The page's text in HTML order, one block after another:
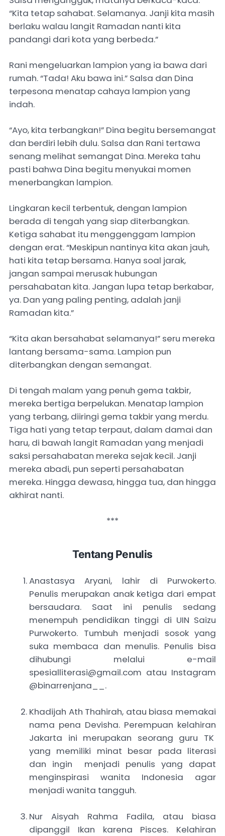
“Kita tetap sahabat. Selamanya. Janji kita masih
berlaku walau langit Ramadan nanti kita
pandangi dari kota yang berbeda.”
Rani mengeluarkan lampion yang ia bawa dari
rumah. “Tada! Aku bawa ini.” Salsa dan Dina
terpesona menatap cahaya lampion yang
indah.
“Ayo, kita terbangkan!” Dina begitu bersemangat
dan berdiri lebih dulu. Salsa dan Rani tertawa
senang melihat semangat Dina. Mereka tahu
pasti bahwa Dina begitu menyukai momen
menerbangkan lampion.
Lingkaran kecil terbentuk, dengan lampion
berada di tengah yang siap diterbangkan.
Ketiga sahabat itu menggenggam lampion
dengan erat. “Meskipun nantinya kita akan jauh,
hati kita tetap bersama. Hanya soal jarak,
jangan sampai merusak hubungan
persahabatan kita. Jangan lupa tetap berkabar,
ya. Dan yang paling penting, adalah janji
Ramadan kita.”
“Kita akan bersahabat selamanya!” seru mereka
lantang bersama-sama. Lampion pun
diterbangkan dengan semangat.
Di tengah malam yang penuh gema takbir,
mereka bertiga berpelukan. Menatap lampion
yang terbang, diiringi gema takbir yang merdu.
Tiga hati yang tetap terpaut, dalam damai dan
haru, di bawah langit Ramadan yang menjadi
saksi persahabatan mereka sejak kecil. Janji
mereka abadi, pun seperti persahabatan
mereka. Hingga dewasa, hingga tua, dan hingga
akhirat nanti.
***
Tentang Penulis
Anastasya Aryani, lahir di Purwokerto.
Penulis merupakan anak ketiga dari empat
bersaudara. Saat ini penulis sedang
menempuh pendidikan tinggi di UIN Saizu
Purwokerto. Tumbuh menjadi sosok yang
suka membaca dan menulis. Penulis bisa
dihubungi melalui e-mail
spesialliterasi@gmail.com atau Instagram
@binarrenjana__.
Khadijah Ath Thahirah, atau biasa memakai
nama pena Devisha. Perempuan kelahiran
Jakarta ini merupakan seorang guru TK
yang memiliki minat besar pada literasi
dan ingin menjadi penulis yang dapat
menginspirasi wanita Indonesia agar
menjadi wanita tangguh.
Nur Aisyah Rahma Fadila, atau biasa
dipanggil Ikan karena Pisces. Kelahiran